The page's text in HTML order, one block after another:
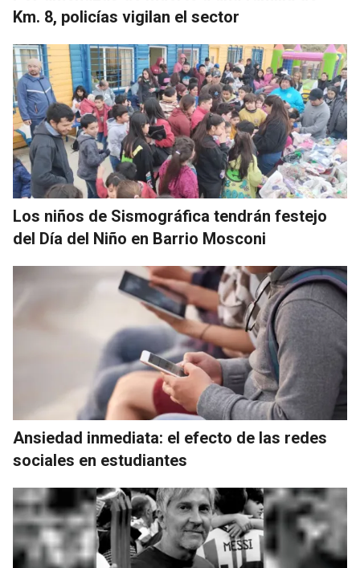
Km. 8, policías vigilan el sector
Los niños de Sismográfica tendrán festejo
del Día del Niño en Barrio Mosconi
Ansiedad inmediata: el efecto de las redes
sociales en estudiantes